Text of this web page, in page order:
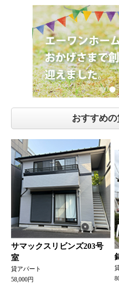
おすすめ
サマックスリビンズ203号
室
貸アパート
58,000円